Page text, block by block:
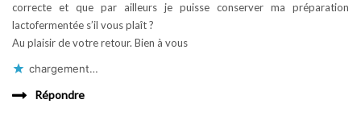
correcte et que par ailleurs je puisse conserver ma préparation
lactofermentée s’il vous plaît ?
Au plaisir de votre retour. Bien à vous
chargement…
Répondre